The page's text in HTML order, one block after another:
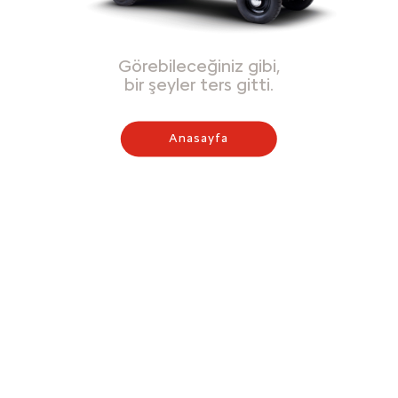
Görebileceğiniz gibi,
bir şeyler ters gitti.
Anasayfa